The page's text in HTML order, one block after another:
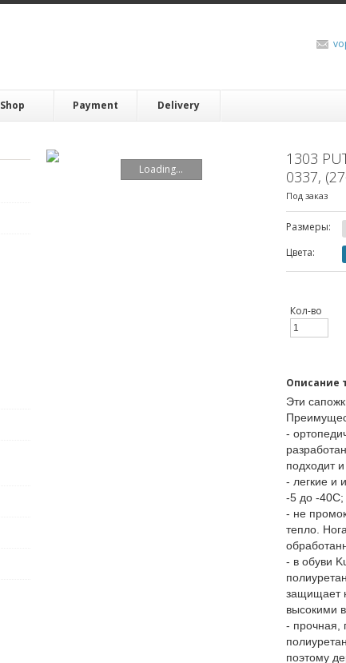
Shop Payment Delivery
Loading...
1303
0337,
Под заказ
Размеры:
Цвета:
Кол-во
Описание
Эти
-
подходит
- легкие и
-5 до -40С;
- не
тепло.
- в обуви
защищает
высокими
- прочная,
поэтому